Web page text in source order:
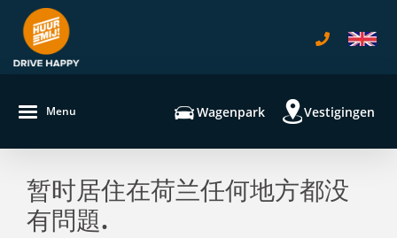
Menu Wagenpark Vestigingen
暂时居住在荷兰任何地方都没
有問題.